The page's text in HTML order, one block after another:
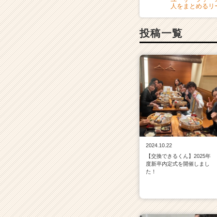
人をまとめる
投稿一覧
2024.10.22
【交換できるくん】2025年
度新卒内定式を開催しまし
た！